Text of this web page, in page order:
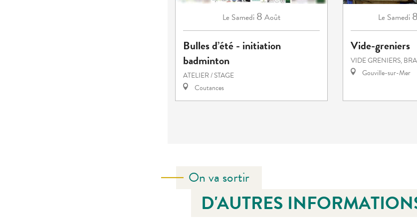
Le Samedi 8 Août
Bulles d’été - initiation
badminton
ATELIER / STAGE
Coutances
Le Samedi 8
Vide-greniers
VIDE GRENIERS,
Gouville-sur-Mer
On va sortir
D'AUTRES